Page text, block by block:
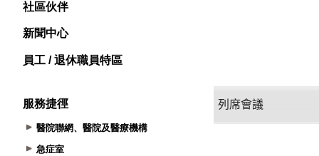
社區伙伴
新聞中心
員工 / 退休職員特區
服務捷徑
醫院聯網、醫院及醫療機構
急症室